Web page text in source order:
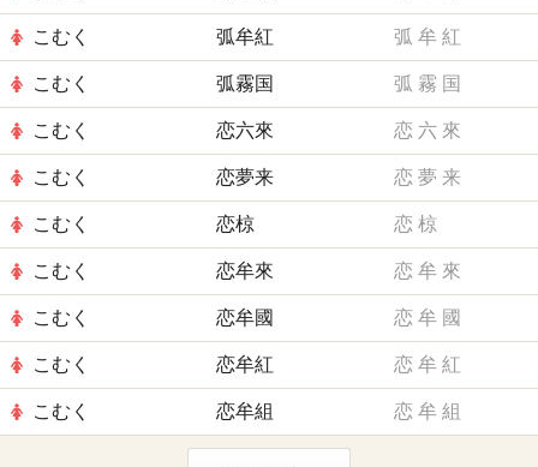
こむく 弧牟紅 弧 牟 紅
こむく 弧霧国 弧 霧 国
こむく 恋六來 恋 六 來
こむく 恋夢来 恋 夢 来
こむく 恋椋 恋 椋
こむく 恋牟來 恋 牟 來
こむく 恋牟國 恋 牟 國
こむく 恋牟紅 恋 牟 紅
こむく 恋牟組 恋 牟 組